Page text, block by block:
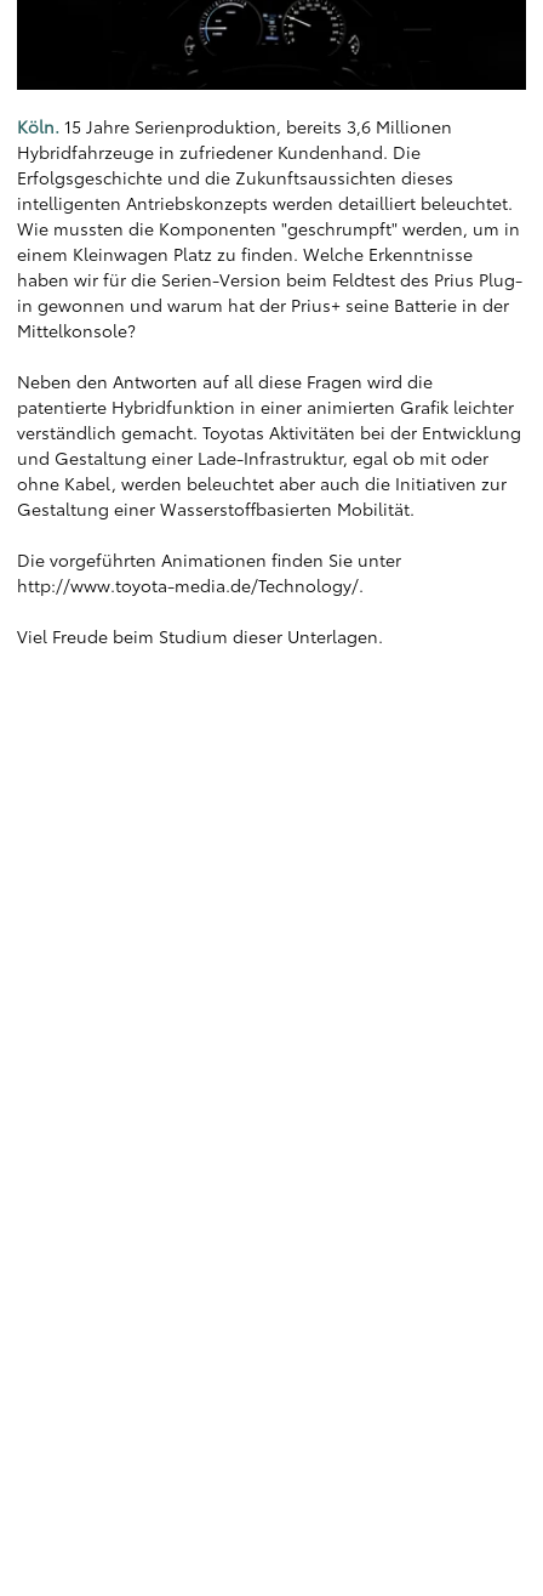
Köln. 15 Jahre Serienproduktion, bereits 3,6 Millionen
Hybridfahrzeuge in zufriedener Kundenhand. Die
Erfolgsgeschichte und die Zukunftsaussichten dieses
intelligenten Antriebskonzepts werden detailliert beleuchtet.
Wie mussten die Komponenten "geschrumpft" werden, um in
einem Kleinwagen Platz zu finden. Welche Erkenntnisse
haben wir für die Serien-Version beim Feldtest des Prius Plug-
in gewonnen und warum hat der Prius+ seine Batterie in der
Mittelkonsole?
Neben den Antworten auf all diese Fragen wird die
patentierte Hybridfunktion in einer animierten Grafik leichter
verständlich gemacht. Toyotas Aktivitäten bei der Entwicklung
und Gestaltung einer Lade-Infrastruktur, egal ob mit oder
ohne Kabel, werden beleuchtet aber auch die Initiativen zur
Gestaltung einer Wasserstoffbasierten Mobilität.
Die vorgeführten Animationen finden Sie unter
http://www.toyota-media.de/Technology/.
Viel Freude beim Studium dieser Unterlagen.